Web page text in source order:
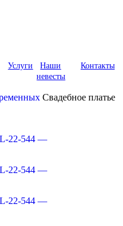
Услуги
Наши
невесты
Контакты
Свадебное платье